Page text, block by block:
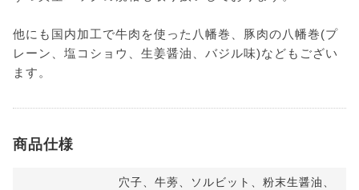
他にも国内加工で牛肉を使った八幡巻、豚肉の八幡巻(プ
レーン、塩コショウ、生姜醤油、バジル味)などもござい
ます。
商品仕様
穴子、牛蒡、ソルビット、粉末生醤油、